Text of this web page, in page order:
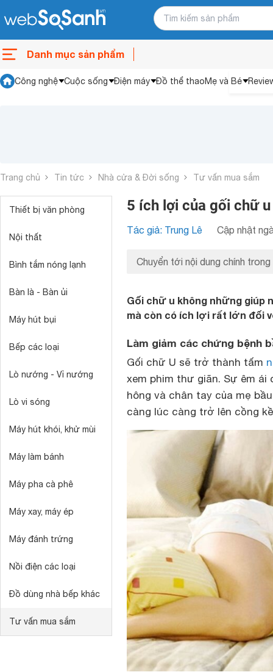
Danh mục sản phẩm
Công nghệ Cuộc sống Điện máy Đồ thể thaoMẹ và Bé
Trang chủ Tin tức Nhà cửa & Đời sống Tư vấn mua sắm
Thiết bị văn phòng
Nội thất
Bình tắm nóng lạnh
Bàn là - Bàn ủi
Máy hút bụi
Bếp các loại
Lò nướng - Vỉ nướng
Lò vi sóng
Máy hút khói, khử mùi
Máy làm bánh
Máy pha cà phê
Máy xay, máy ép
Máy đánh trứng
Nồi điện các loại
Đồ dùng nhà bếp khác
Tư vấn mua sắm
5 ích lợi của gối chữ
Tác giả: Trung Lê Cập nhật
Chuyển tới nội dung chính trong
Gối chữ u không những giúp
mà còn có ích lợi rất lớn đối
Làm giảm các chứng bệnh
Gối chữ U sẽ trở thành tấm
xem phim thư giãn. Sự êm ái
hông và chân tay của mẹ
càng lúc càng trở lên cồng